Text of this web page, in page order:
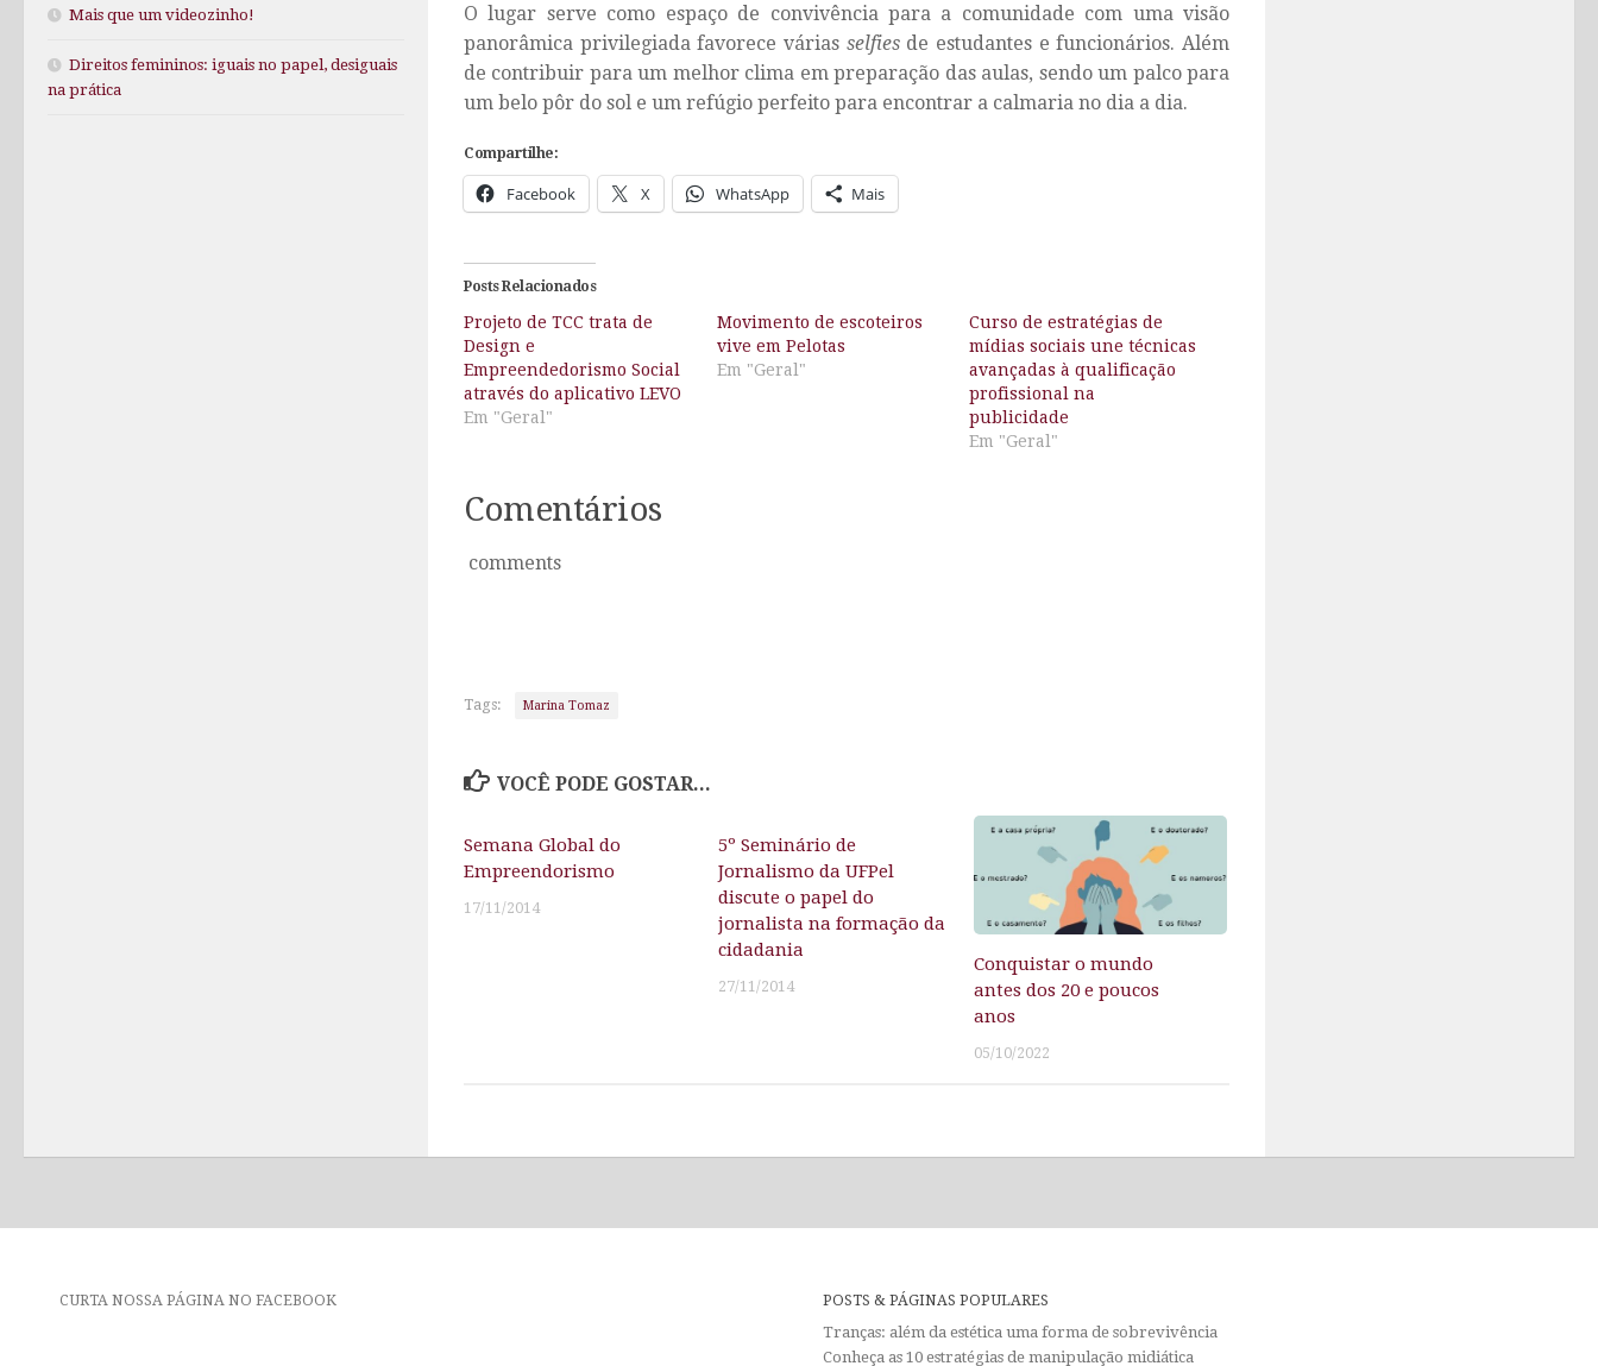
O lugar serve como espaço de convivência para a comunidade com uma visão
panorâmica privilegiada favorece várias selfiesde estudantes e funcionários. Além
de contribuir para um melhor clima em preparação das aulas, sendo um palco para
um belo pôr do sol e um refúgio perfeito para encontrar a calmaria no dia a dia.
Compartilhe:
Facebook X WhatsApp Mais
Posts Relacionados
Projeto de TCC trata de
Design e
Empreendedorismo Social
através do aplicativo LEVO
Em "Geral"
Movimento de escoteiros
vive em Pelotas
Em "Geral"
Curso de estratégias de
mídias sociais une técnicas
avançadas à qualificação
profissional na
publicidade
Em "Geral"
Comentários
comments
Tags: Marina Tomaz
VOCÊ PODE GOSTAR...
Semana Global do
Empreendorismo
17/11/2014
5º Seminário de
Jornalismo da UFPel
discute o papel do
jornalista na formação da
cidadania
27/11/2014
Conquistar o mundo
antes dos 20 e poucos
anos
05/10/2022
Mais que um videozinho!
Direitos femininos: iguais no papel, desiguais
na prática
CURTA NOSSA PÁGINA NO FACEBOOK
POSTS & PÁGINAS POPULARES
Tranças: além da estética uma forma de sobrevivência
Conheça as 10 estratégias de manipulação midiática